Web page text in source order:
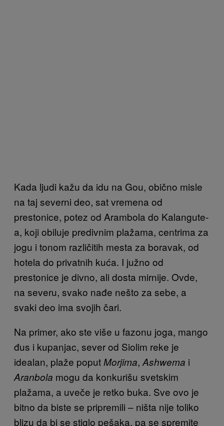
Kada ljudi kažu da idu na Gou, obično misle
na taj severni deo, sat vremena od
prestonice, potez od Arambola do Kalangute­
a, koji obiluje predivnim plažama, centrima za
jogu i tonom različitih mesta za boravak, od
hotela do privatnih kuća. I južno od
prestonice je divno, ali dosta mirnije. Ovde,
na severu, svako nađe nešto za sebe, a
svaki deo ima svojih čari.
Na primer, ako ste više u fazonu joga, mango
đus i kupanjac, sever od Siolim reke je
idealan, plaže poputMorjim­a, Ashwem­a i
Aranbol­a mogu da konkurišu svetskim
plažama, a uveče je retko buka. Sve ovo je
bitno da biste se pripremili – ništa nije toliko
blizu da bi se stiglo pešaka, pa se spremite